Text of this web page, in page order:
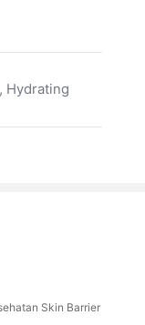
Hydrating
Skin Barrier